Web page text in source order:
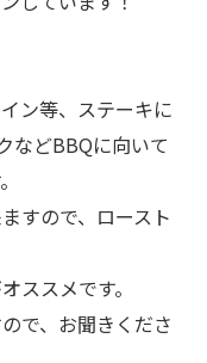
ン等、ステーキに
などBBQに向いて
すので、ロースト
ススメです。
で、お聞きくださ